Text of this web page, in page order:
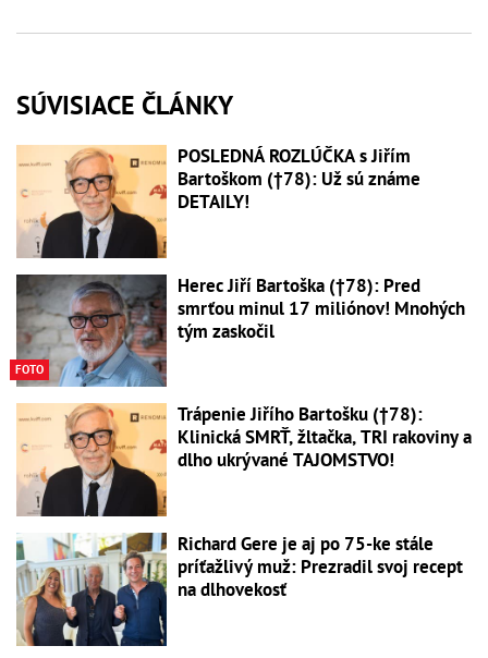
SÚVISIACE ČLÁNKY
POSLEDNÁ ROZLÚČKA s Jiřím
Bartoškom (†78): Už sú známe
DETAILY!
FOTO
Herec Jiří Bartoška (†78): Pred
smrťou minul 17 miliónov! Mnohých
tým zaskočil
Trápenie Jiřího Bartošku (†78):
Klinická SMRŤ, žltačka, TRI rakoviny a
dlho ukrývané TAJOMSTVO!
Richard Gere je aj po 75-ke stále
príťažlivý muž: Prezradil svoj recept
na dlhovekosť